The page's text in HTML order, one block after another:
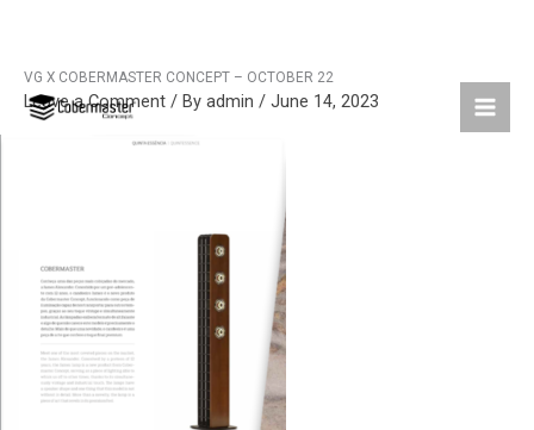
Skip
content
VG X COBERMASTER CONCEPT – OCTOBER 22
Leave a Comment / By admin / June 14, 2023